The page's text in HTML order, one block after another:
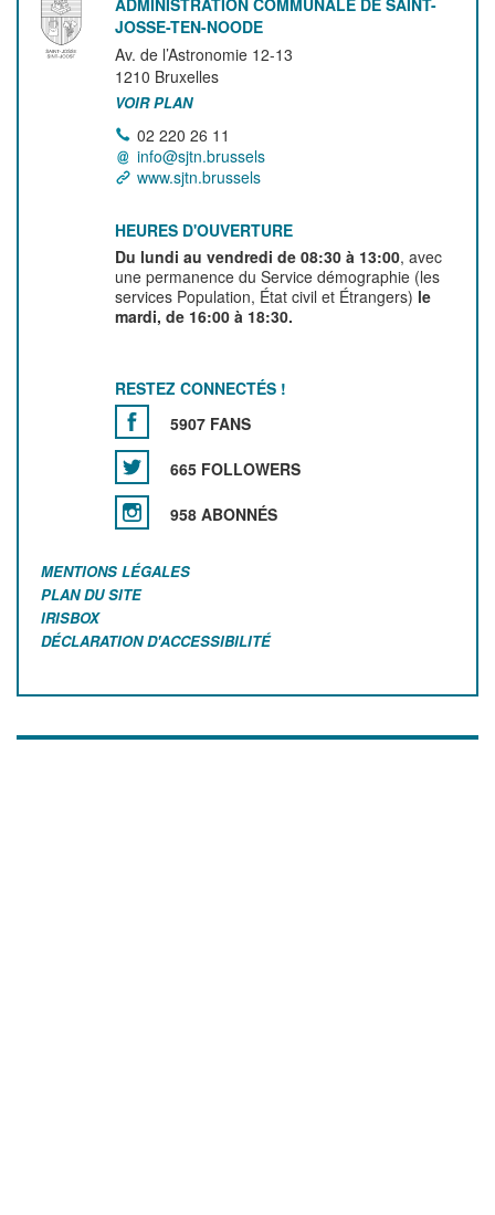
ADMINISTRATION COMMUNALE DE SAINT-
JOSSE-TEN-NOODE
Av. de l’Astronomie 12-13
1210 Bruxelles
VOIR PLAN
02 220 26 11
info@sjtn.brussels
www.sjtn.brussels
HEURES D'OUVERTURE
Du lundi au vendredi de 08:30 à 13:00, avec
une permanence du Service démographie (les
services Population, État civil et Étrangers) le
mardi, de 16:00 à 18:30.
RESTEZ CONNECTÉS !
5907 FANS
665 FOLLOWERS
958 ABONNÉS
MENTIONS LÉGALES
PLAN DU SITE
IRISBOX
DÉCLARATION D'ACCESSIBILITÉ